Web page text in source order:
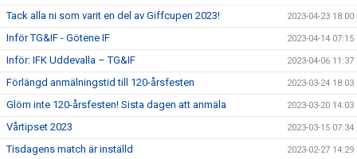
Tack alla ni som varit en del av Giffcupen 2023! 2023-04-23 18:00
Inför TG&IF - Götene IF 2023-04-14 07:15
Inför: IFK Uddevalla – TG&IF 2023-04-06 11:37
Förlängd anmälningstid till 120-årsfesten 2023-03-24 18:03
Glöm inte 120-årsfesten! Sista dagen att anmäla 2023-03-20 14:03
Vårtipset 2023 2023-03-15 07:34
Tisdagens match är inställd 2023-02-27 14:29